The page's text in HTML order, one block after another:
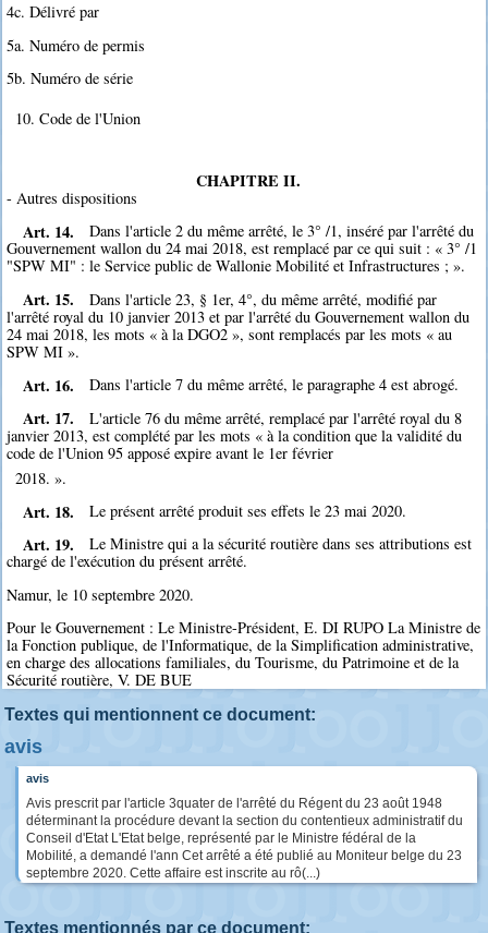
4c. Délivré par
5a. Numéro de permis
5b. Numéro de série
10. Code de l'Union
CHAPITRE II.
- Autres dispositions
Art. 14.
Dans l'article 2 du même arrêté, le 3° /1, inséré par l'arrêté du
Gouvernement wallon du 24 mai 2018, est remplacé par ce qui suit : « 3° /1
"SPW MI" : le Service public de Wallonie Mobilité et Infrastructures ; ».
Art. 15.
Dans l'article 23, § 1er, 4°, du même arrêté, modifié par
l'arrêté royal du 10 janvier 2013 et par l'arrêté du Gouvernement wallon du
24 mai 2018, les mots « à la DGO2 », sont remplacés par les mots « au
SPW MI ».
Art. 16. Dans l'article 7 du même arrêté, le paragraphe 4 est abrogé.
Art. 17.
L'article 76 du même arrêté, remplacé par l'arrêté royal du 8
janvier 2013, est complété par les mots « à la condition que la validité du
code de l'Union 95 apposé expire avant le 1er février
2018. ».
Art. 18. Le présent arrêté produit ses effets le 23 mai 2020.
Art. 19.
Le Ministre qui a la sécurité routière dans ses attributions est
chargé de l'exécution du présent arrêté.
Namur, le 10 septembre 2020.
Pour le Gouvernement : Le Ministre-Président, E. DI RUPO La Ministre de
la Fonction publique, de l'Informatique, de la Simplification administrative,
en charge des allocations familiales, du Tourisme, du Patrimoine et de la
Sécurité routière, V. DE BUE
Textes qui mentionnent ce document:
avis
avis
Avis prescrit par l'article 3quater de l'arrêté du Régent du 23 août 1948
déterminant la procédure devant la section du contentieux administratif du
Conseil d'Etat L'Etat belge, représenté par le Ministre fédéral de la
Mobilité, a demandé l'ann Cet arrêté a été publié au Moniteur belge du 23
septembre 2020. Cette affaire est inscrite au rô(...)
Textes mentionnés par ce document: